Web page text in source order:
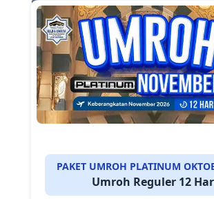
PAKET UMROH PLATINUM
Umroh Reguler 12